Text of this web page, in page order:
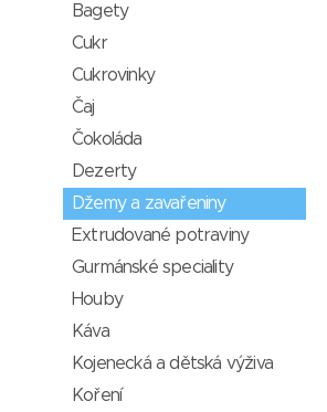
Bagety
Cukr
Cukrovinky
Čaj
Čokoláda
Dezerty
Džemy a zavařeniny
Extrudované potraviny
Gurmánské speciality
Houby
Káva
Kojenecká a dětská výživa
Koření